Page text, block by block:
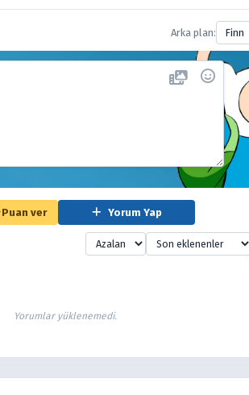
Arka plan: Finn
Puan ver Yorum Yap
Yorumlar yüklenemedi.